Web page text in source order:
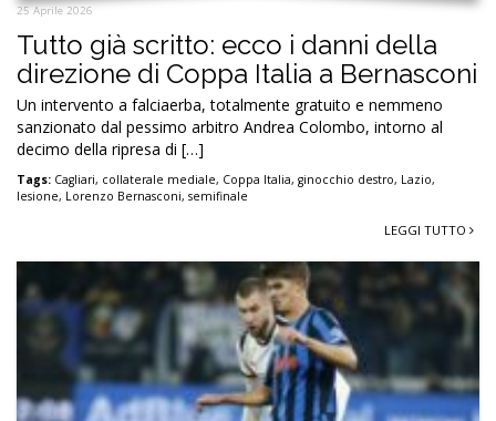
25 Aprile 2026
Tutto già scritto: ecco i danni della
direzione di Coppa Italia a Bernasconi
Un intervento a falciaerba, totalmente gratuito e nemmeno
sanzionato dal pessimo arbitro Andrea Colombo, intorno al
decimo della ripresa di […]
Tags: Cagliari, collaterale mediale, Coppa Italia, ginocchio destro, Lazio,
lesione, Lorenzo Bernasconi, semifinale
LEGGI TUTTO